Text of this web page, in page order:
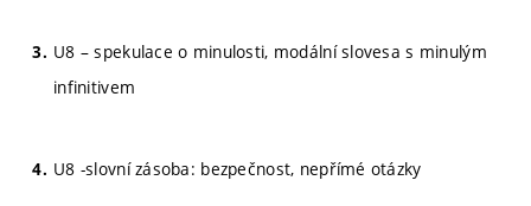
U8 – spekulace o minulosti, modální slovesa s minulým
infinitivem
U8 -slovní zásoba: bezpečnost, nepřímé otázky